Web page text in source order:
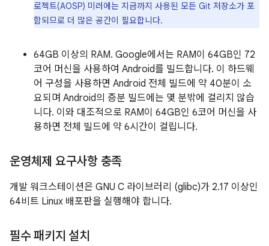
로젝트(AOSP) 미러에는 지금까지 사용된 모든 Git 저장소가 포
함되므로 더 많은 공간이 필요합니다.
64GB 이상의 RAM. Google에서는 RAM이 64GB인 72
코어 머신을 사용하여 Android를 빌드합니다. 이 하드웨
어 구성을 사용하면 Android 전체 빌드에 약 40분이 소
요되며 Android의 증분 빌드에는 몇 분밖에 걸리지 않습
니다. 이와 대조적으로 RAM이 64GB인 6코어 머신을 사
용하면 전체 빌드에 약 6시간이 걸립니다.
운영체제 요구사항 충족
개발 워크스테이션은 GNU C 라이브러리 (glibc)가 2.17 이상인
64비트 Linux 배포판을 실행해야 합니다.
필수 패키지 설치